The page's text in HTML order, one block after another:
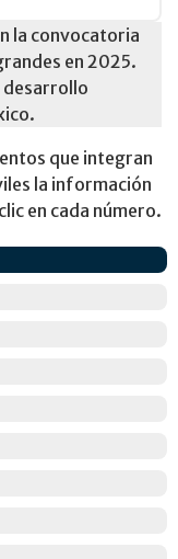
la convocatoria
en 2025.
desarrollo
que integran
la información
en cada número.